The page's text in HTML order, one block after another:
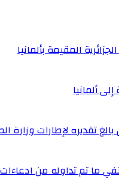
المقيمة بألمانيا
ألمانيا
تقديره لإطارات
ما تم تداوله من